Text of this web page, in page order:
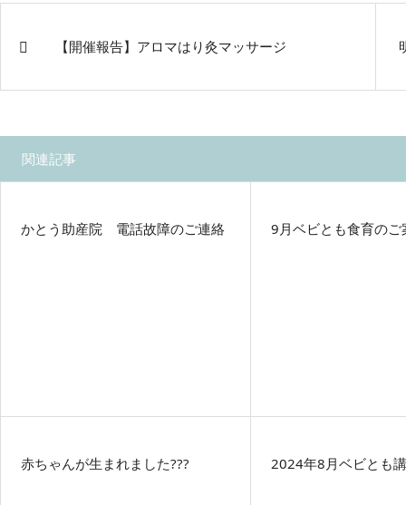
【開催報告】アロマはり灸マッサージ
関連記事
かとう助産院 電話故障のご連絡 9月ベビとも食育のご
赤ちゃんが生まれました??? 2024年8月ベビとも